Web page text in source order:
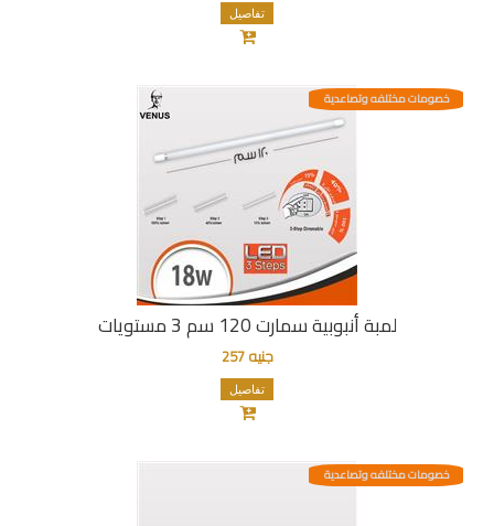
تفاصيل
لمبة أنبوبية سمارت 120 سم 3 مستويات
خصومات مختلفه وتصاعدية
جنيه 257
تفاصيل
خصومات مختلفه وتصاعدية